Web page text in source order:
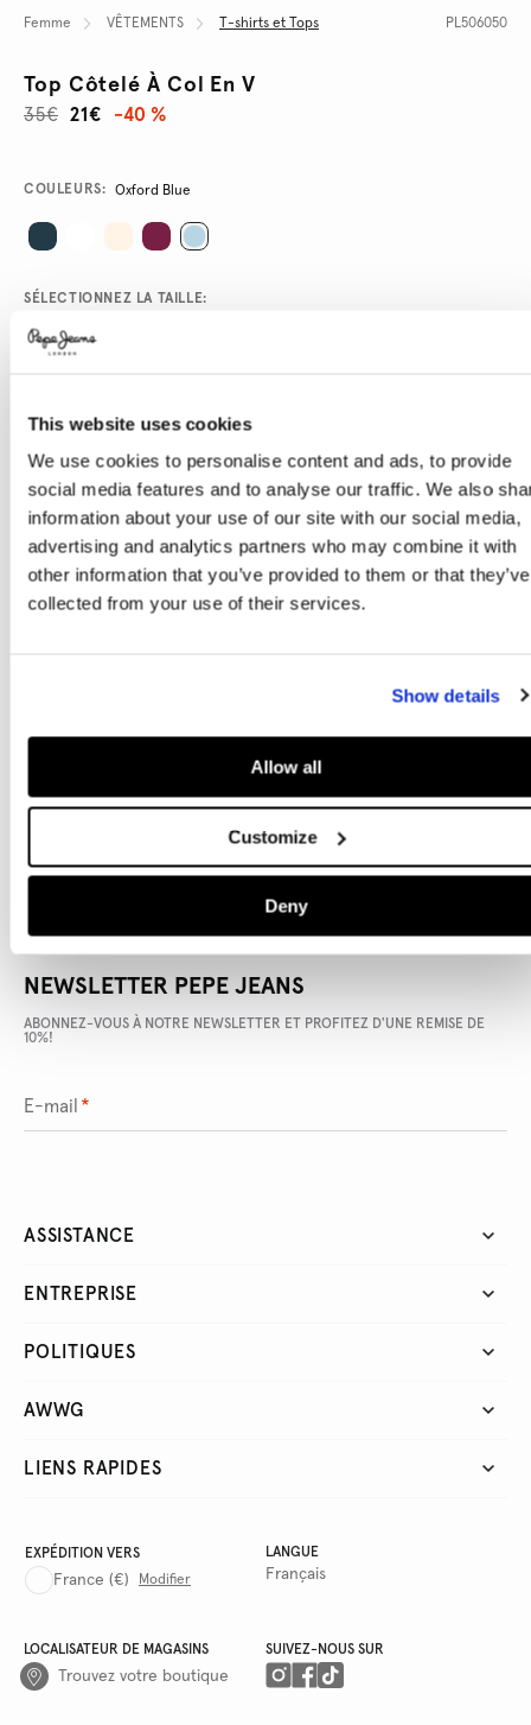
This website uses cookies
We use cookies to personalise content and ads, to provide
social media features and to analyse our traffic. We also
information about your use of our site with our social media,
advertising and analytics partners who may combine it with
other information that you’ve provided to them or that they’ve
collected from your use of their services.
Show details
Allow all
Customize
Deny
Femme VÊTEMENTS T-shirts et Tops PL506050
Top Côtelé À Col En V
21€
35€ -40 %
Promotions
Variations
COULEURS: Oxford Blue
SÉLECTIONNEZ LA TAILLE:
XS
AJOUTER AU PANIER
Livraison en 3-4 jours ouvrables
NEWSLETTER PEPE JEANS
ABONNEZ-VOUS À NOTRE NEWSLETTER ET PROFITEZ D'UNE REMISE DE
10%!
E-mail *
ASSISTANCE
ENTREPRISE
POLITIQUES
AWWG
LIENS RAPIDES
EXPÉDITION VERS
France (€) Modifier
LANGUE
Français
LOCALISATEUR DE MAGASINS
Trouvez votre boutique
SUIVEZ-NOUS SUR